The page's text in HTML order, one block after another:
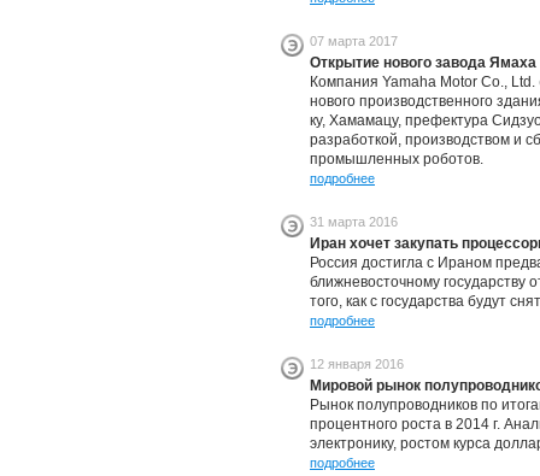
07 марта 2017
Открытие нового завода Ямаха
Компания Yamaha Motor Co.,
нового производственного
ку, Хамамацу, префектура
разработкой, производством и
промышленных роботов.
подробнее
31 марта 2016
Иран хочет закупать
Россия достигла с Ираном
ближневосточному государству
того, как с государства будут
подробнее
12 января 2016
Мировой рынок
Рынок полупроводников по
процентного роста в 2014 г.
электронику, ростом курса
подробнее